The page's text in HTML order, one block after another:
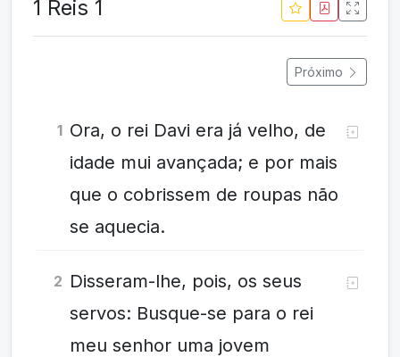
1 Reis 1
Próximo
1 Ora, o rei Davi era já velho, de
idade mui avançada; e por mais
que o cobrissem de roupas não
se aquecia.
2 Disseram-lhe, pois, os seus
servos: Busque-se para o rei
meu senhor uma jovem